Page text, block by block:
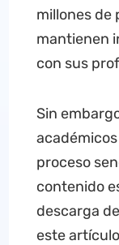
millones de
mantienen
con sus
Sin
proceso
contenido
descarga
este